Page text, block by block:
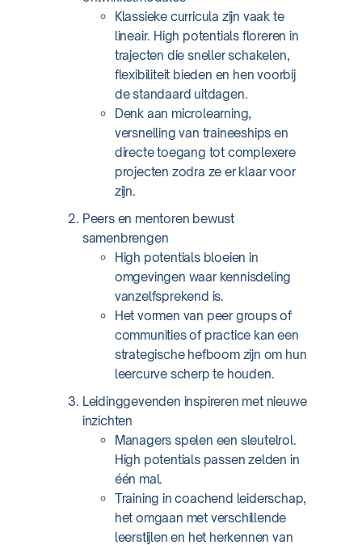
Klassieke curricula zijn vaak te
lineair. High potentials floreren in
trajecten die sneller schakelen,
flexibiliteit bieden en hen voorbij
de standaard uitdagen.
Denk aan microlearning,
versnelling van traineeships en
directe toegang tot complexere
projecten zodra ze er klaar voor
zijn.
Peers en mentoren bewust
samenbrengen
High potentials bloeien in
omgevingen waar kennisdeling
vanzelfsprekend is.
Het vormen van peer groups of
communities of practice kan een
strategische hefboom zijn om hun
leercurve scherp te houden.
Leidinggevenden inspireren met nieuwe
inzichten
Managers spelen een sleutelrol.
High potentials passen zelden in
één mal.
Training in coachend leiderschap,
het omgaan met verschillende
leerstijlen en het herkennen van